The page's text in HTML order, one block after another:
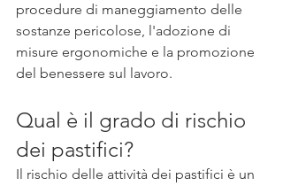
procedure di maneggiamento delle
sostanze pericolose, l'adozione di
misure ergonomiche e la promozione
del benessere sul lavoro.
Qual è il grado di rischio
dei pastifici?
Il rischio delle attività dei pastifici è un